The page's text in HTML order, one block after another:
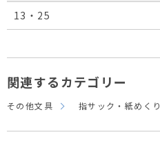
13・25
関連するカテゴリー
その他文具 指サック・紙めくり